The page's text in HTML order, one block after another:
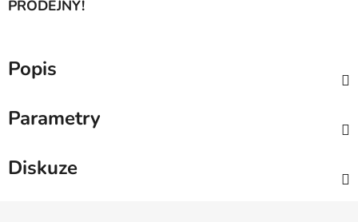
PRODEJNY!
Popis
Parametry
Diskuze